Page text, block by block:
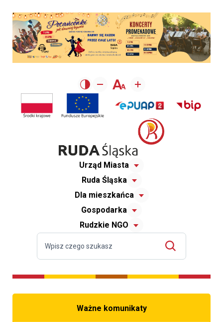
Urząd Miasta
Ruda Śląska
Dla mieszkańca
Gospodarka
Rudzkie NGO
Ważne komunikaty